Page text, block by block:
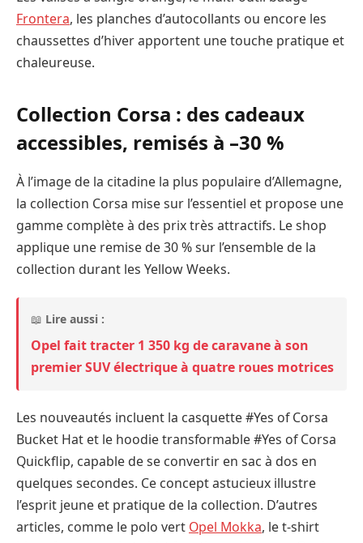
Frontera, les planches d’autocollants ou encore les
chaussettes d’hiver apportent une touche pratique et
chaleureuse.
Collection Corsa : des cadeaux
accessibles, remisés à –30 %
À l’image de la citadine la plus populaire d’Allemagne,
la collection Corsa mise sur l’essentiel et propose une
gamme complète à des prix très attractifs. Le shop
applique une remise de 30 % sur l’ensemble de la
collection durant les Yellow Weeks.
📖 Lire aussi :
Opel fait tracter 1 350 kg de caravane à son
premier SUV électrique à quatre roues motrices
Les nouveautés incluent la casquette #Yes of Corsa
Bucket Hat et le hoodie transformable #Yes of Corsa
Quickflip, capable de se convertir en sac à dos en
quelques secondes. Ce concept astucieux illustre
l’esprit jeune et pratique de la collection. D’autres
articles, comme le polo vert Opel Mokka, le t-shirt